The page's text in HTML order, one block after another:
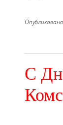
Опубликовано
С